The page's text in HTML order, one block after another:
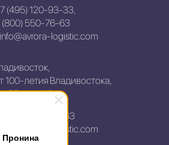
Пронина
(495) 120-93-33,
550-76-63
info@avrora-logistic.com
100-летия Владивостока,
155, оф. 416
(800) 550-76-63
info@avrora-logistic.com